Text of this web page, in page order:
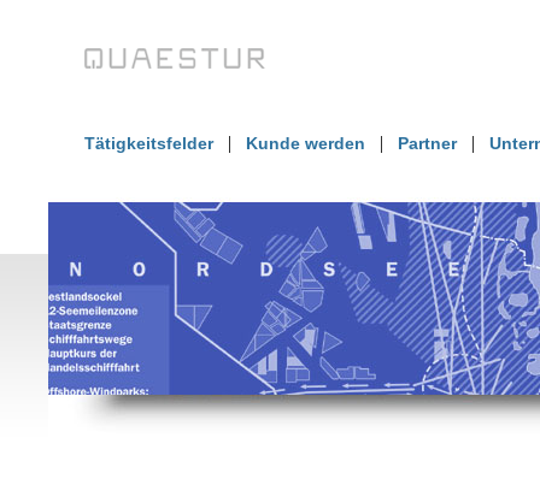
Tätigkeitsfelder | Kunde werden | Partner |